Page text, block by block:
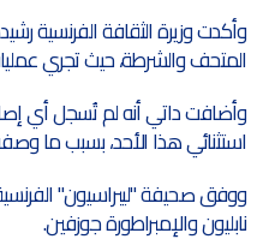
وأكدت وزيرة الثقافة الفرنسية
المتحف والشرطة، حيث تجري
وأضافت داتي أنه لم تُسجل أي
استثنائي هذا الأحد، بسبب ما
ووفق صحيفة "ليبراسيون"
نابليون والإمبراطورة جوزفين.